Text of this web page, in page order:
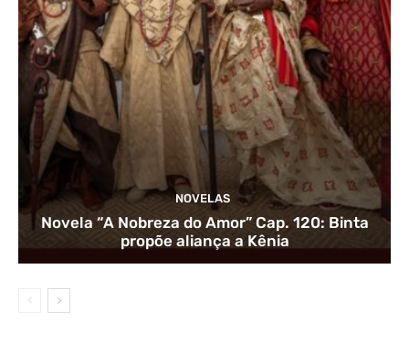
NOVELAS
Novela “A Nobreza do Amor” Cap. 120: Binta
propõe aliança a Kênia